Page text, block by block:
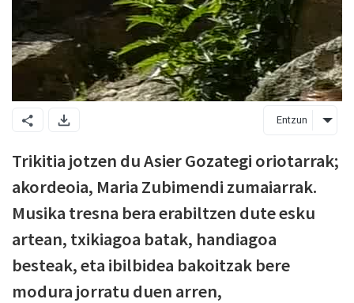
Entzun
Trikitia jotzen du Asier Gozategi oriotarrak;
akordeoia, Maria Zubimendi zumaiarrak.
Musika tresna bera erabiltzen dute esku
artean, txikiagoa batak, handiagoa
besteak, eta ibilbidea bakoitzak bere
modura jorratu duen arren,